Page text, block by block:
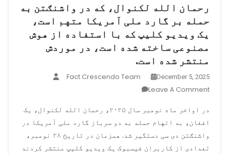
رحمان الله لکنوال، که در واشنګتن به
حمله بر گارد ملی آمریکا متهم است،
یک ویدیو کلیپ که با استفاده از هوش
مصنوعی ساخته شده است، در موردش
منتشر شده است.
December 5, 2025
Fact Crescendo Team
Leave A Comment
الله
لکنوال،
که
در
در اواخر ماه نومبر سال ۲۰۲۵، رحمان الله لکنوال، یک
افغان، به اتهام حمله به دو سرباز گارد ملی آمریکا در
واشنګتن دی سی دستگیر شد. همزمان در تاریخ ۲۸ نومبر،
تعدادی از کاربران فیسبوک یک ویدیو کلیپ منتشر کردند